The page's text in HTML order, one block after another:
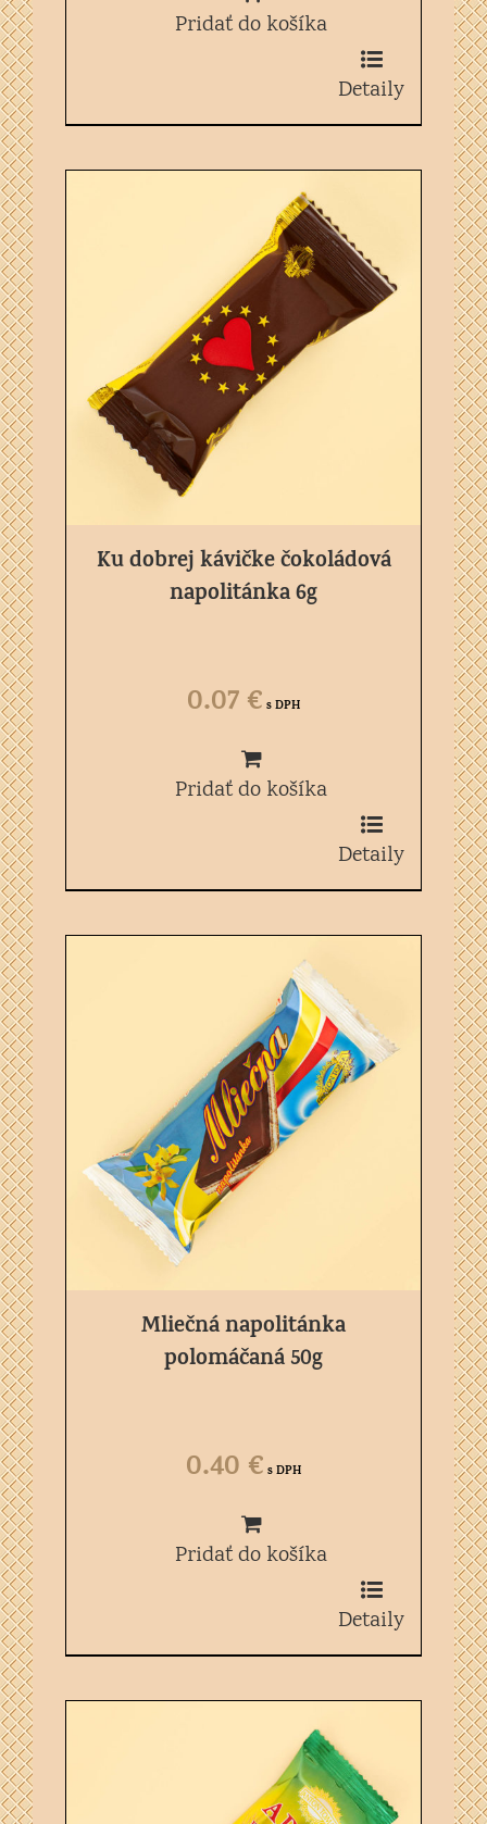
Pridať do košíka
Detaily
Ku dobrej kávičke čokoládová
napolitánka 6g
0.07€ s DPH
Pridať do košíka
Detaily
Mliečná napolitánka
polomáčaná 50g
0.40 € s DPH
Pridať do košíka
Detaily